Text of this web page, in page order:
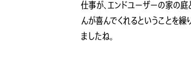
仕事が、エンドユーザーの家の
んが喜んでくれるということを
ましたね。